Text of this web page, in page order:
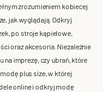
zrozumieniem kobiecej
jak wyglądają. Odkryj
po stroje kąpielowe,
oraz akcesoria. Niezależnie
na imprezę, czy ubrań, które
plus size, w której
online i odkryj modę